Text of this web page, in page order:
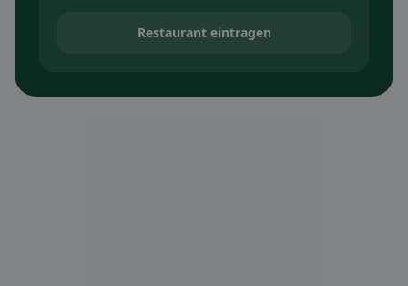
Restaurant eintragen